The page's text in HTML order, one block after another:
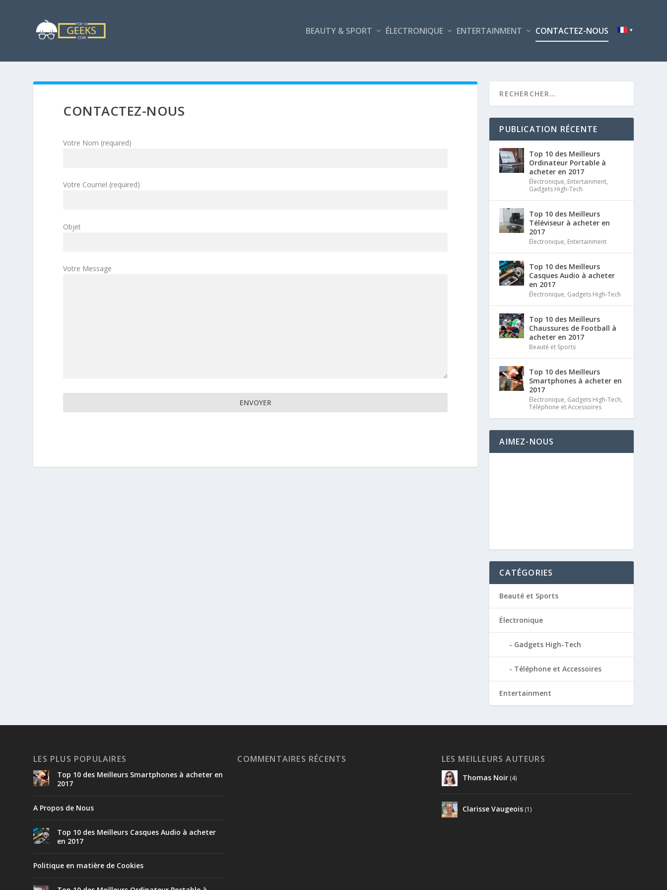
BEAUTY & SPORT ÉLECTRONIQUE ENTERTAINMENT CONTACTEZ-NOUS
CONTACTEZ-NOUS
Votre Nom (required)
Votre Courriel (required)
Objet
Votre Message
PUBLICATION RÉCENTE
Top 10 des Meilleurs
Ordinateur Portable à
acheter en 2017
Électronique, Entertainment,
Gadgets High-Tech
Top 10 des Meilleurs
Téléviseur à acheter en
2017
Électronique, Entertainment
Top 10 des Meilleurs
Casques Audio à acheter
en 2017
Électronique, Gadgets High-Tech
Top 10 des Meilleurs
Chaussures de Football à
acheter en 2017
Beauté et Sports
Top 10 des Meilleurs
Smartphones à acheter en
2017
Électronique, Gadgets High-Tech,
Téléphone et Accessoires
AIMEZ-NOUS
CATÉGORIES
Beauté et Sports
Électronique
Gadgets High-Tech
Téléphone et Accessoires
Entertainment
LES PLUS POPULAIRES
Top 10 des Meilleurs Smartphones à acheter en
2017
A Propos de Nous
Top 10 des Meilleurs Casques Audio à acheter
en 2017
Politique en matière de Cookies
COMMENTAIRES RÉCENTS LES MEILLEURS AUTEURS
Thomas Noir(4)
Clarisse Vaugeois(1)